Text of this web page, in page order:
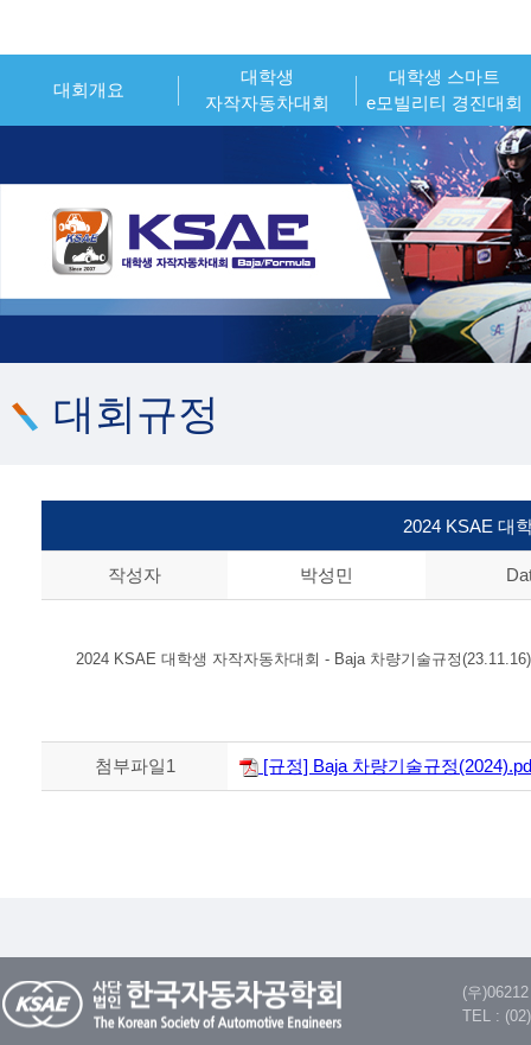
대회개요
대회소개
시상내역
조직위원회
대회 운영 오피셜
대학생
자작자동차대회
대회일정
참가신청
시상내역
대학생 스마트
e모빌리티 경진대회
대회개요
대회일정
참가신청
시상내역
참가팀 엔트리
대회규정
2024 KSAE 대
작성자 박성민
2024 KSAE 대학생 자작자동차대회 - Baja 차량기술규정(23.11.16)
첨부파일1 [규정] Baja 차량기술규정
(우
TEL :